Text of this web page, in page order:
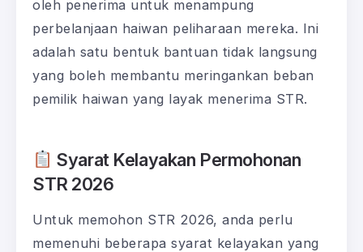
oleh penerima untuk menampung
perbelanjaan haiwan peliharaan mereka. Ini
adalah satu bentuk bantuan tidak langsung
yang boleh membantu meringankan beban
pemilik haiwan yang layak menerima STR.
Syarat Kelayakan Permohonan
STR 2026
Untuk memohon STR 2026, anda perlu
memenuhi beberapa syarat kelayakan yang